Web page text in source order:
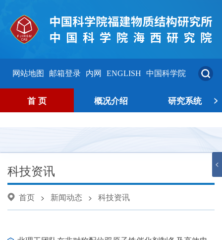
网站地图 邮箱登录 内网 ENGLISH 中国科学院
首 页 概况介绍 研究系统 >
<
科技资讯
首页 > 新闻动态 > 科技资讯